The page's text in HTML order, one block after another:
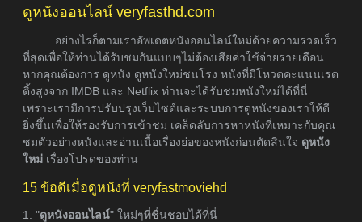
ดูหนังออนไลน์ veryfasthd.com
อย่างไรก็ตามเราอัพเดตหนังออนไลน์ใหม่ด้วยความรวดเร็ว
ที่สุดเพื่อให้ท่านได้รับชมกันแบบๆไม่ต้องเสียค่าใช้จ่ายรายเดือน
หากคุณต้องการ ดูหนัง ดูหนังใหม่ชนโรง หนังที่มีโหวตคะแนนเรต
ติ้งสูงจาก IMDB และ Netflix ท่านจะได้รับชมหนังใหม่ได้ที่นี่
เพราะเรามีการปรับปรุงเว็บไซต์และระบบการดูหนังของเราให้ดี
ยิ่งขึ้นเพื่อให้รองรับการเข้าชม เคล็ดลับการหาหนังที่เหมาะกับคุณ
ชมตัวอย่างหนังและอ่านเนื้อเรื่องย่อของหนังก่อนตัดสินใจ ดูหนัง
ใหม่ เรื่องโปรดของท่าน
15 ข้อดีเมื่อดูหนังที่ veryfastmoviehd
1. "ดูหนังออนไลน์" ใหม่ๆที่ชื่นชอบได้ที่นี่